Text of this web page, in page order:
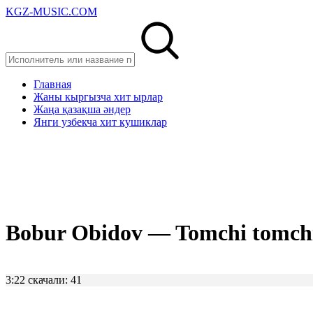
KGZ-MUSIC.COM
Главная
Жаны кыргызча хит ырлар
Жаңа қазақша әндер
Янги узбекча хит кушиклар
Bobur Obidov — Tomchi
3:22 скачали: 41